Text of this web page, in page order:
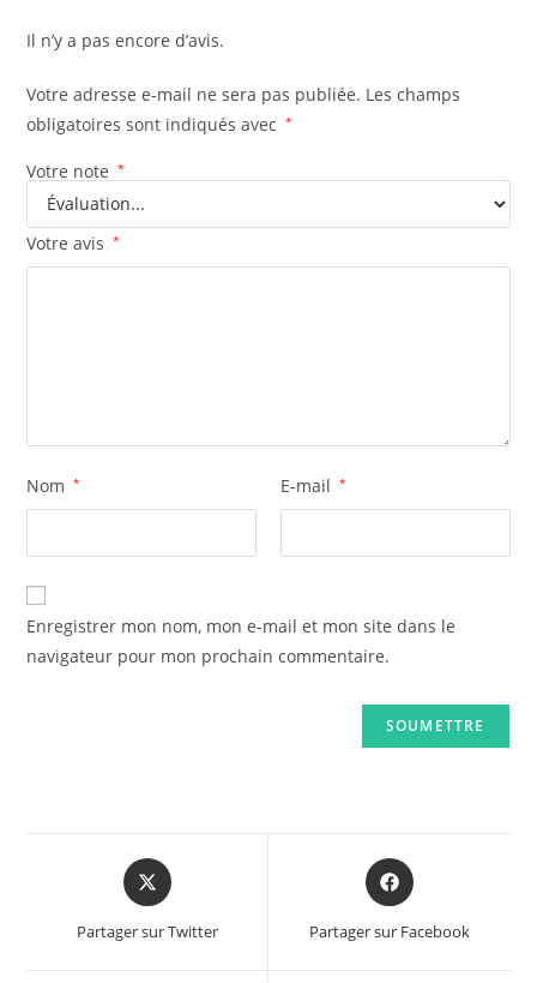
Il n’y a pas encore d’avis.
Votre adresse e-mail ne sera pas publiée. Les champs
obligatoires sont indiqués avec
*
Votre note *
Votre avis *
Nom * E-mail *
Enregistrer mon nom, mon e-mail et mon site dans le
navigateur pour mon prochain commentaire.
Opens
in
new
Partager sur Twitter
Opens
in
new
Partager sur Facebook